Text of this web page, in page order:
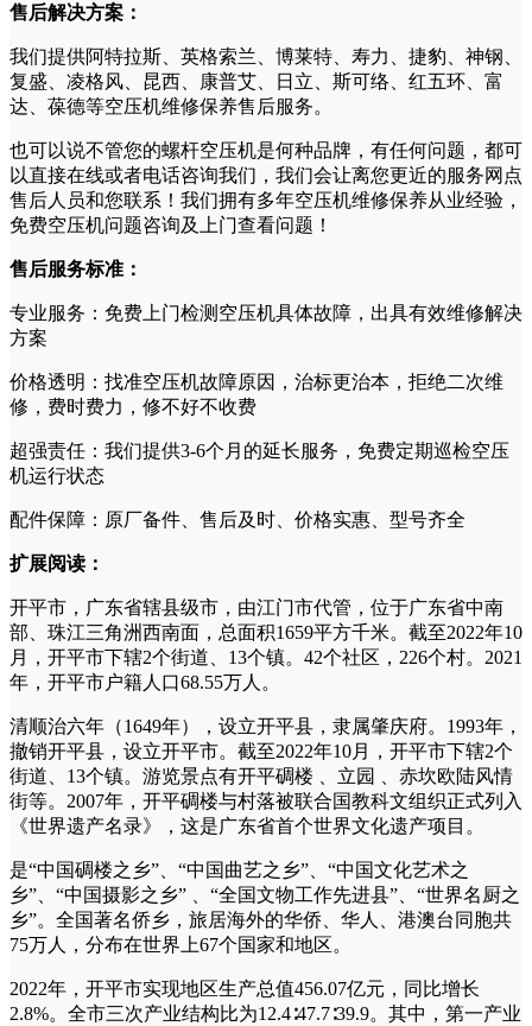
售后解决方案：
我们提供阿特拉斯、英格索兰、博莱特、寿力、捷豹、神钢、
复盛、凌格风、昆西、康普艾、日立、斯可络、红五环、富
达、葆德等空压机维修保养售后服务。
也可以说不管您的螺杆空压机是何种品牌，有任何问题，都可
以直接在线或者电话咨询我们，我们会让离您更近的服务网点
售后人员和您联系！我们拥有多年空压机维修保养从业经验，
免费空压机问题咨询及上门查看问题！
售后服务标准：
专业服务：免费上门检测空压机具体故障，出具有效维修解决
方案
价格透明：找准空压机故障原因，治标更治本，拒绝二次维
修，费时费力，修不好不收费
超强责任：我们提供3-6个月的延长服务，免费定期巡检空压
机运行状态
配件保障：原厂备件、售后及时、价格实惠、型号齐全
扩展阅读：
开平市，广东省辖县级市，由江门市代管，位于广东省中南
部、珠江三角洲西南面，总面积1659平方千米。截至2022年10
月，开平市下辖2个街道、13个镇。42个社区，226个村。2021
年，开平市户籍人口68.55万人。
清顺治六年（1649年），设立开平县，隶属肇庆府。1993年，
撤销开平县，设立开平市。截至2022年10月，开平市下辖2个
街道、13个镇。游览景点有开平碉楼 、立园 、赤坎欧陆风情
街等。2007年，开平碉楼与村落被联合国教科文组织正式列入
《世界遗产名录》，这是广东省首个世界文化遗产项目。
是“中国碉楼之乡”、“中国曲艺之乡”、“中国文化艺术之
乡”、“中国摄影之乡” 、“全国文物工作先进县”、“世界名厨之
乡”。全国著名侨乡，旅居海外的华侨、华人、港澳台同胞共
75万人，分布在世界上67个国家和地区。
2022年，开平市实现地区生产总值456.07亿元，同比增长
2.8%。全市三次产业结构比为12.4∶47.7∶39.9。其中，第一产业